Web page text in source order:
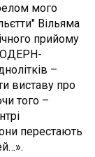
мого
Вільяма
прийому
–
виставу про
того –
перестають